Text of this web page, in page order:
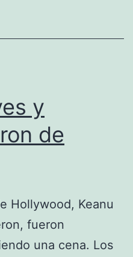
un
su
infancia
y
de
Hollywood, Keanu
fueron
una cena. Los